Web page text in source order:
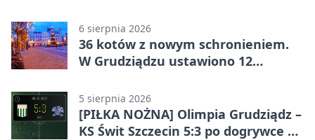
6 sierpnia 2026
36 kotów z nowym schronieniem.
W Grudziądzu ustawiono 12
5 sierpnia 2026
[PIŁKA NOŻNA] Olimpia Grudziądz –
KS Świt Szczecin 5:3 po dogrywce w